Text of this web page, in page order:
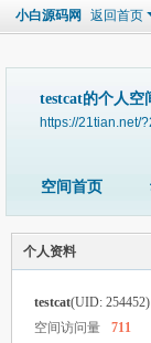
小白源码网 返回首页
testcat的个人空
https://21tian.net/
空间首页
个人资料
testcat(UID: 254452)
空间访问量
711